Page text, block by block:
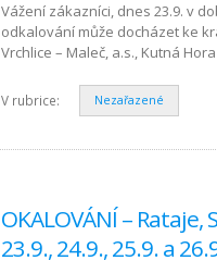
Vážení zákazníci, dnes 23.9. v
odkalování může docházet ke
Vrchlice – Maleč, a.s., Kutná
V rubrice: Nezařazené
OKALOVÁNÍ – Rataje,
23.9., 24.9., 25.9. a